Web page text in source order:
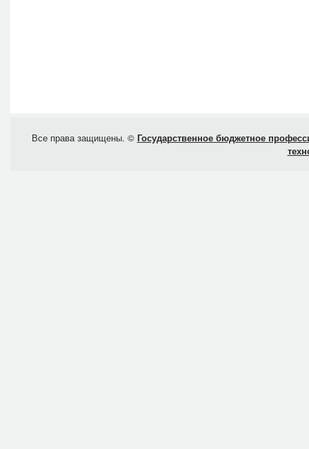
Все права защищены. © Государственное бюджетное